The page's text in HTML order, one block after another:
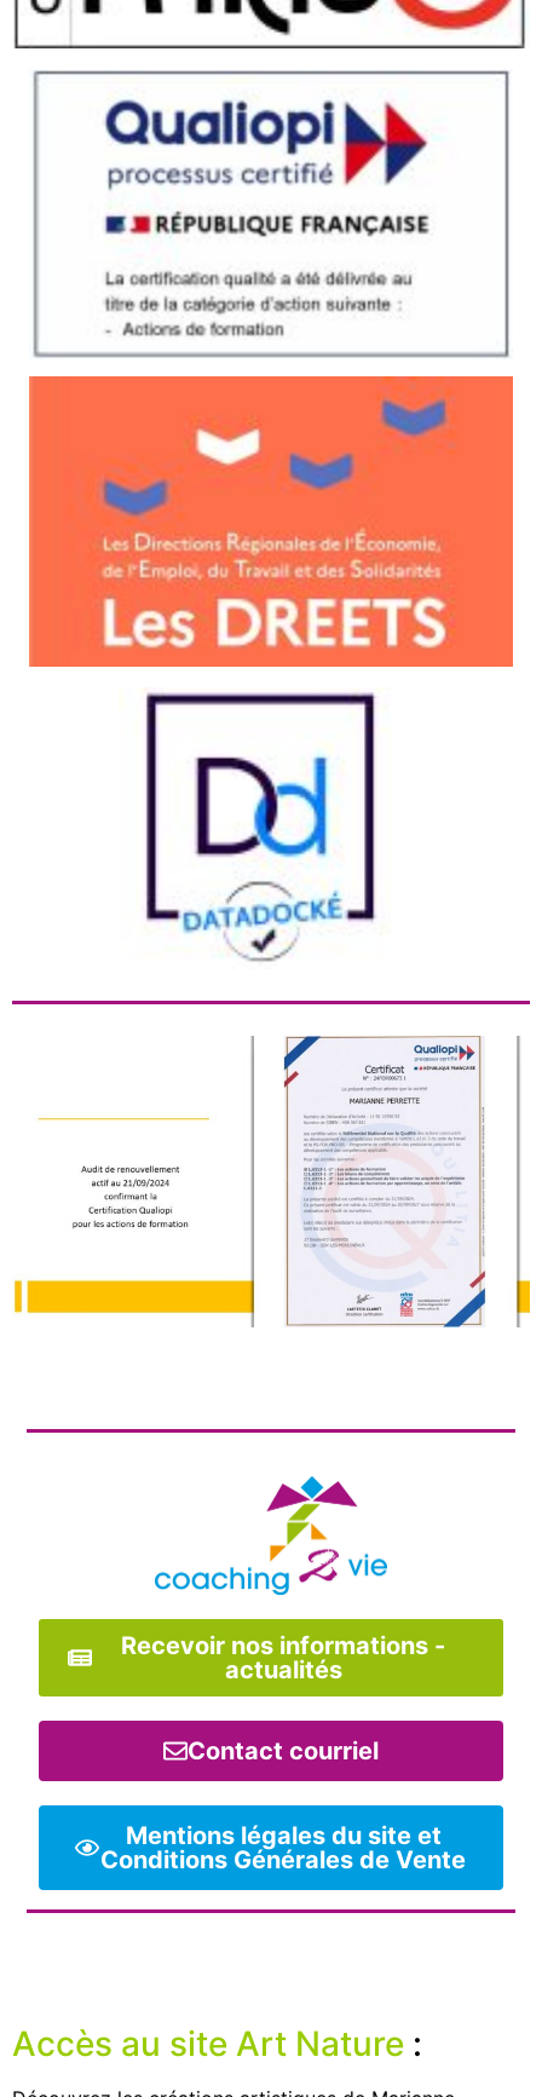
Recevoir nos informations -
actualités
Contact courriel
Mentions légales du site et
Conditions Générales de Vente
Accès au site Art Nature :